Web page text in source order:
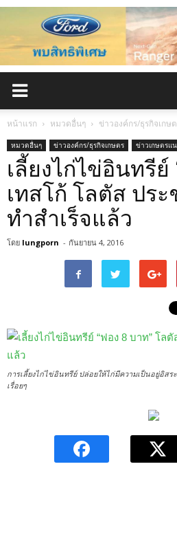
หน้าแรก หมวดอื่นๆ ข่าวองค์กร/ธุรกิจเกษ
หมวดอื่นๆ ข่าวองค์กร/ธุรกิจเกษตร ข่าวเกษตรแ
เลี้ยงไก่ไข่อินทรีย์
เทสโก้ โลตัส ประ
ทำสำเร็จแล้ว
โดย lungporn - กันยายน 4, 2016
การเลี้ยงไก่ไข่อินทรีย์ ปล่อยให้ไก่มีความเป็นอยู่อิส
เรื่อยๆ